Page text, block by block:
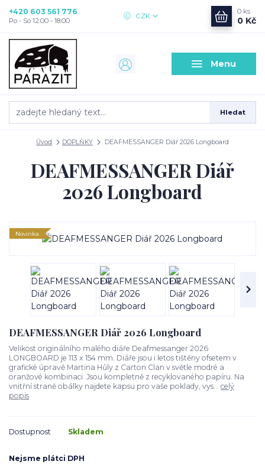
Menu
CZK
Hledat
+420 603 561 776
Po - So 12:00 - 18:00
0 ks
0 Kč
Úvod DOPLŇKY DEAFMESSANGER Diář 2026 Longboard
DEAFMESSANGER Diář
2026 Longboard
Novinka
DEAFMESSANGER Diář 2026 Longboard
Velikost originálního malého diáře Deafmessanger 2026
LONGBOARD je 113 x 154 mm. Diáře jsou i letos tištěny ofsetem v
grafické úpravě Martina Hůly z Carton Clan v světle modré a
oranžové kombinaci. Jsou kompletně z recyklovaného papíru. Na
vnitřní straně obálky najdete kapsu pro vaše poklady, vys... celý
popis
Dostupnost Skladem
Nejsme plátci DPH